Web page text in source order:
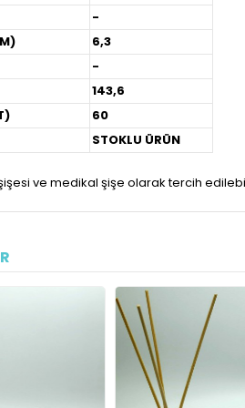
-
6,3
-
143,6
60
STOKLU ÜRÜN
ve medikal şişe olarak tercih